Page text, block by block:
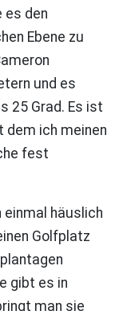
es den
Ebene zu
und es
25 Grad. Es ist
dem ich meinen
fest
einmal häuslich
Golfplatz
gibt es in
man sie